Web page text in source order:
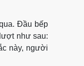
Đầu bếp
như sau:
này, người